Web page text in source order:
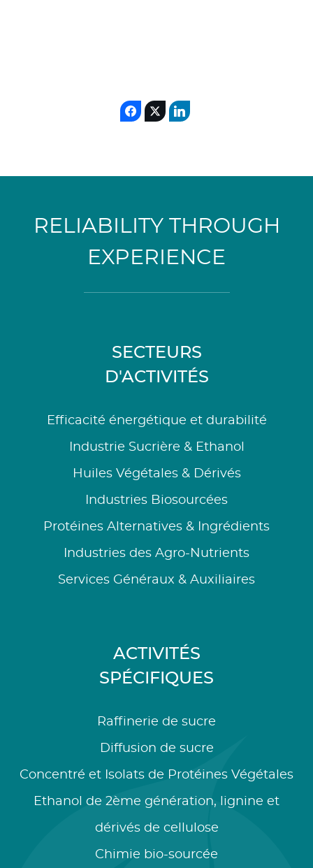
RELIABILITY THROUGH
EXPERIENCE
SECTEURS
D'ACTIVITÉS
Efficacité énergétique et durabilité
Industrie Sucrière & Ethanol
Huiles Végétales & Dérivés
Industries Biosourcées
Protéines Alternatives & Ingrédients
Industries des Agro-Nutrients
Services Généraux & Auxiliaires
ACTIVITÉS
SPÉCIFIQUES
Raffinerie de sucre
Diffusion de sucre
Concentré et Isolats de Protéines Végétales
Ethanol de 2ème génération, lignine et
dérivés de cellulose
Chimie bio-sourcée